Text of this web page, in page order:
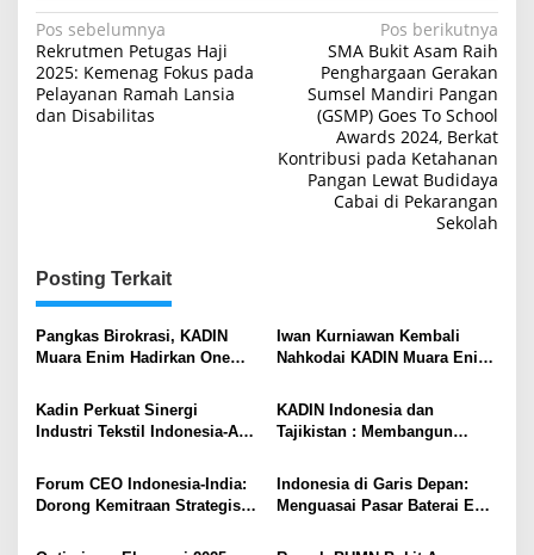
Navigasi
pos
Pos sebelumnya
Rekrutmen Petugas Haji
2025: Kemenag Fokus pada
Pelayanan Ramah Lansia
dan Disabilitas
Pos berikutnya
SMA Bukit Asam Raih
Penghargaan Gerakan
Sumsel Mandiri Pangan
(GSMP) Goes To School
Awards 2024, Berkat
Kontribusi pada Ketahanan
Pangan Lewat Budidaya
Cabai di Pekarangan
Sekolah
Posting Terkait
Pangkas Birokrasi, KADIN
Muara Enim Hadirkan One
Usaha
Iwan Kurniawan Kembali
Nahkodai KADIN Muara Enim:
Serta 10 Ribu Lapangan Kerja
Baru
Kadin Perkuat Sinergi
Industri Tekstil Indonesia-AS,
Perdagangan
KADIN Indonesia dan
Tajikistan : Membangun
Forum CEO Indonesia-India:
Dorong Kemitraan Strategis
Indonesia di Garis Depan:
Menguasai Pasar Baterai EV